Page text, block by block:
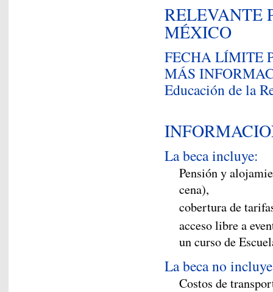
RELEVANTE
MÉXICO
FECHA LÍMITE
MÁS
Educación de la
La beca incluye:
Pensión y
cena),
cobertura de
acceso libre a
un curso de
La beca no
Costos de